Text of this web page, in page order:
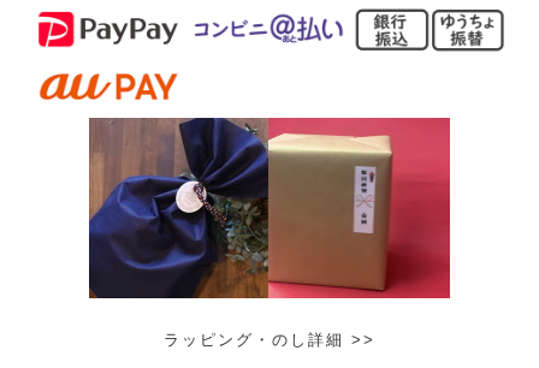
ラッピング・のし詳細 >>